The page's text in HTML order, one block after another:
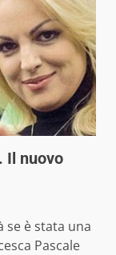
Il nuovo
se è stata una
Pascale